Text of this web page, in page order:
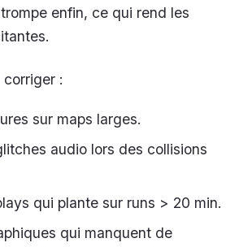
trompe enfin, ce qui rend les
:
sur maps larges.
audio lors des collisions
qui plante sur runs > 20 min.
qui manquent de